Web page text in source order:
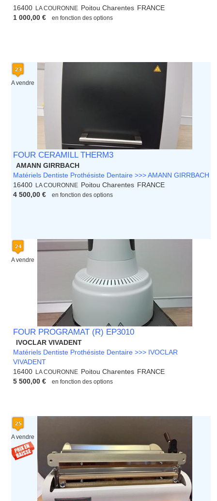
16400 LA COURONNE Poitou Charentes FRANCE
1 000,00 €
en fonction des options
A vendre
FOUR CERAMILL THERM3
AMANN GIRRBACH
Matériels Dentiste Prothésiste Dentaire >>> AMANN GIRRBACH
16400
LA COURONNE Poitou Charentes FRANCE
4 500,00 €
en fonction des options
A vendre
FOUR PROGRAMAT (R) EP3010
IVOCLAR VIVADENT
Matériels Dentiste Prothésiste Dentaire >>> IVOCLAR
VIVADENT
16400
LA COURONNE Poitou Charentes FRANCE
5 500,00 €
en fonction des options
A vendre